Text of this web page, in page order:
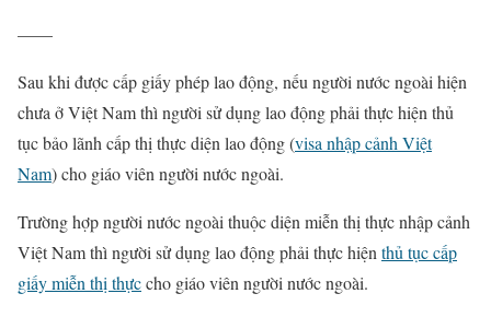
——
Sau khi được cấp giấy phép lao động, nếu người nước ngoài hiện
chưa ở Việt Nam thì người sử dụng lao động phải thực hiện thủ
tục bảo lãnh cấp thị thực diện lao động (visa nhập cảnh Việt
Nam) cho giáo viên người nước ngoài.
Trường hợp người nước ngoài thuộc diện miễn thị thực nhập cảnh
Việt Nam thì người sử dụng lao động phải thực hiệnthủ tục cấp
giấy miễn thị thựccho giáo viên người nước ngoài.